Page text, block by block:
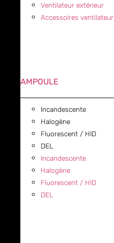
Ventilateur extérieur
Accessoires ventilateur
AMPOULE
Incandescente
Halogène
Fluorescent / HID
DEL
Incandescente
Halogène
Fluorescent / HID
DEL